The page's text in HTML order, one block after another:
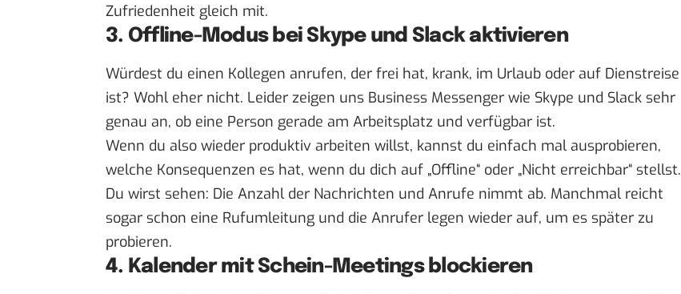
Zufriedenheit gleich mit.
3. Offline-Modus bei Skype und Slack aktivieren
Würdest du einen Kollegen anrufen, der frei hat, krank, im Urlaub oder auf Dienstreise
ist? Wohl eher nicht. Leider zeigen uns Business Messenger wie Skype und Slack sehr
genau an, ob eine Person gerade am Arbeitsplatz und verfügbar ist.
Wenn du also wieder produktiv arbeiten willst, kannst du einfach mal ausprobieren,
welche Konsequenzen es hat, wenn du dich auf „Offline“ oder „Nicht erreichbar“ stellst.
Du wirst sehen: Die Anzahl der Nachrichten und Anrufe nimmt ab. Manchmal reicht
sogar schon eine Rufumleitung und die Anrufer legen wieder auf, um es später zu
probieren.
4. Kalender mit Schein-Meetings blockieren